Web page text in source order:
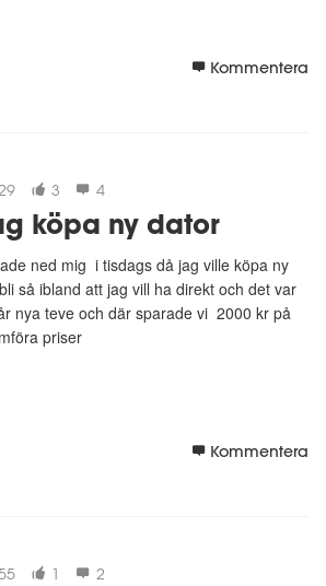
Kommentera
3 4
köpa ny dator
ned mig i tisdags då jag ville köpa ny
så ibland att jag vill ha direkt och det var
nya teve och där sparade vi 2000 kr på
priser
Kommentera
1 2